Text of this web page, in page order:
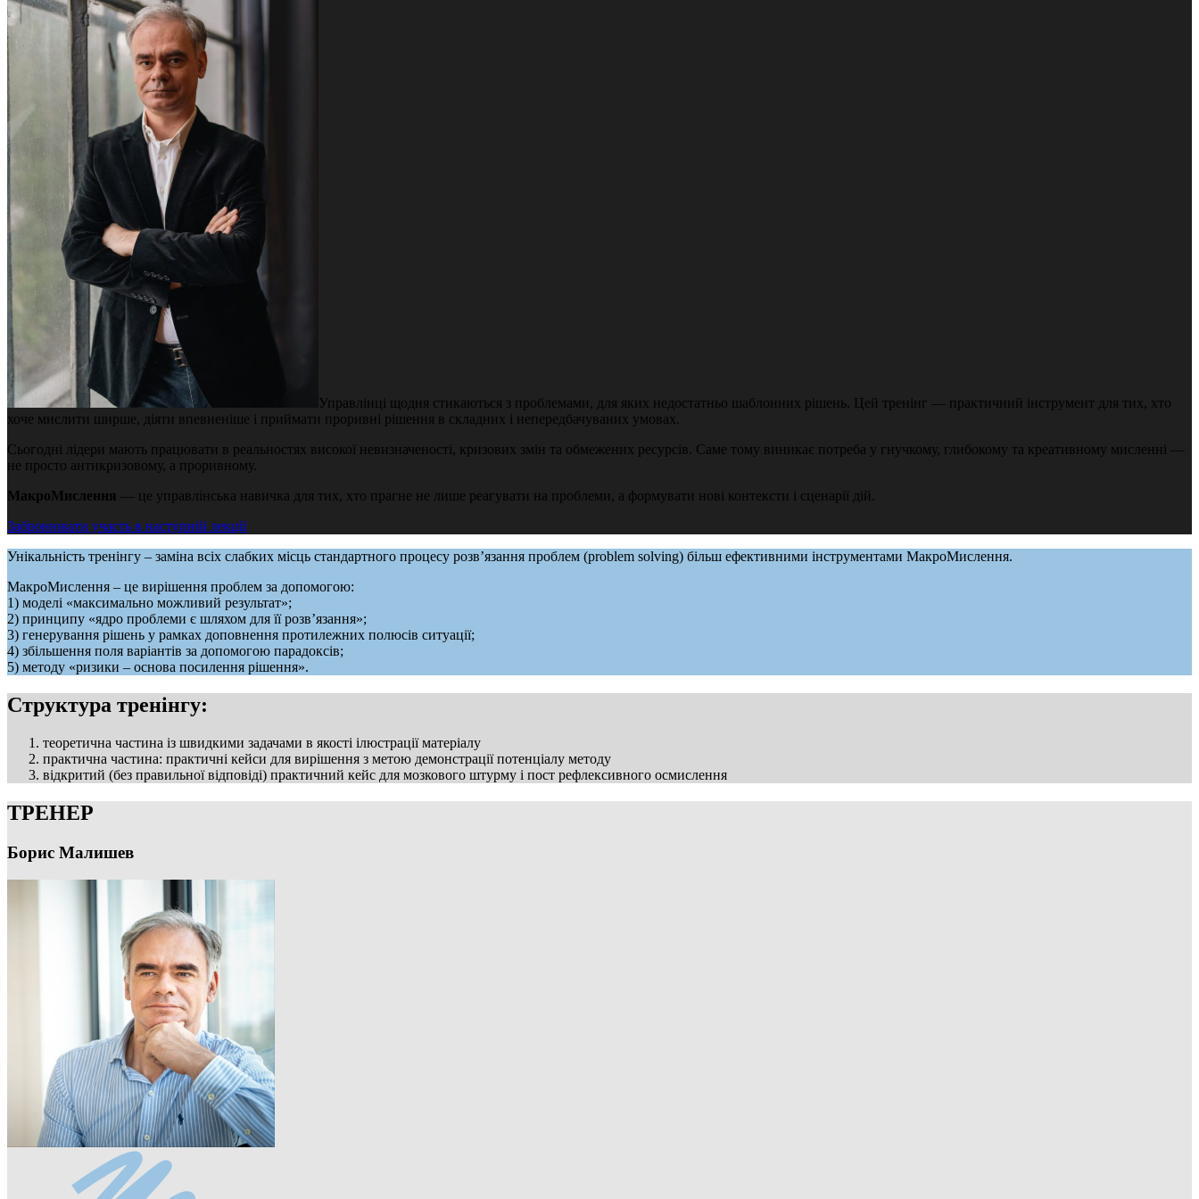
Управлінці щодня стикаються з проблемами, для яких недостатньо шаблонних рішень. Цей тренінг — практичний інструмент для тих, хто
хоче мислити ширше, діяти впевненіше і приймати проривні рішення в складних і непередбачуваних умовах.
Сьогодні лідери мають працювати в реальностях високої невизначеності, кризових змін та обмежених ресурсів. Саме тому виникає потреба у гнучкому, глибокому та креативному мисленні —
не просто антикризовому, а проривному.
МакроМислення — це управлінська навичка для тих, хто прагне не лише реагувати на проблеми, а формувати нові контексти і сценарії дій.
Забронювати участь в наступній лекції
Унікальність тренінгу – заміна всіх слабких місць стандартного процесу розв’язання проблем (problem solving) більш ефективними інструментами МакроМислення.
МакроМислення – це вирішення проблем за допомогою:
1) моделі «максимально можливий результат»;
2) принципу «ядро проблеми є шляхом для її розв’язання»;
3) генерування рішень у рамках доповнення протилежних полюсів ситуації;
4) збільшення поля варіантів за допомогою парадоксів;
5) методу «ризики – основа посилення рішення».
Структура тренінгу:
теоретична частина із швидкими задачами в якості ілюстрації матеріалу
практична частина: практичні кейси для вирішення з метою демонстрації потенціалу методу
відкритий (без правильної відповіді) практичний кейс для мозкового штурму і пост рефлексивного осмислення
ТРЕНЕР
Борис Малишев